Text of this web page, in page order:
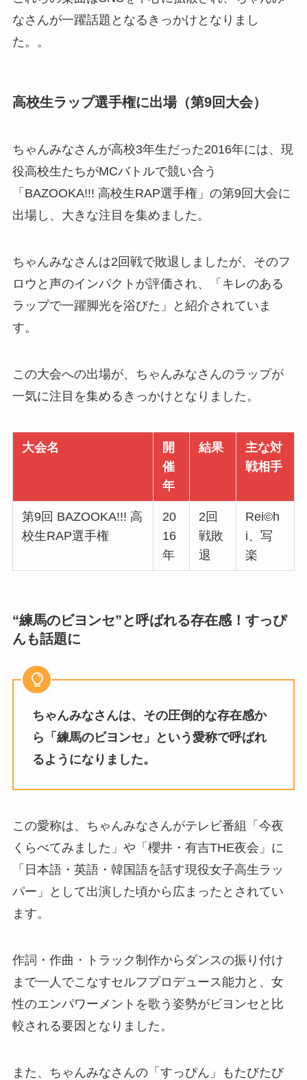
なさんが一躍話題となるきっかけとなりまし
た。。
高校生ラップ選手権に出場（第9回大会）
ちゃんみなさんが高校3年生だった2016年には、現
役高校生たちがMCバトルで競い合う
「BAZOOKA!!! 高校生RAP選手権」の第9回大会に
出場し、大きな注目を集めました。
ちゃんみなさんは2回戦で敗退しましたが、そのフ
ロウと声のインパクトが評価され、「キレのある
ラップで一躍脚光を浴びた」と紹介されていま
す。
この大会への出場が、ちゃんみなさんのラップが
一気に注目を集めるきっかけとなりました。
大会名
開
催
年
結果
主な対
戦相手
第9回 BAZOOKA!!! 高
校生RAP選手権
20
16
年
2回
戦敗
退
Rei©h
i、写
楽
“練馬のビヨンセ”と呼ばれる存在感！すっぴ
んも話題に
ちゃんみなさんは、その圧倒的な存在感か
ら「練馬のビヨンセ」という愛称で呼ばれ
るようになりました。
この愛称は、ちゃんみなさんがテレビ番組「今夜
くらべてみました」や「櫻井・有吉THE夜会」に
「日本語・英語・韓国語を話す現役女子高生ラッ
パー」として出演した頃から広まったとされてい
ます。
作詞・作曲・トラック制作からダンスの振り付け
まで一人でこなすセルフプロデュース能力と、女
性のエンパワーメントを歌う姿勢がビヨンセと比
較される要因となりました。
また、ちゃんみなさんの「すっぴん」もたびたび